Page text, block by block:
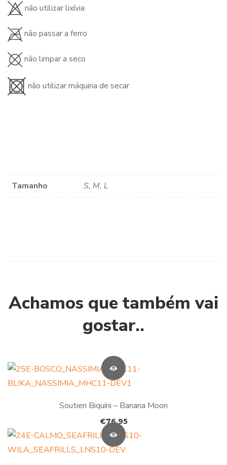
não utilizar lixívia
não passar a ferro
não limpar a seco
não utilizar máquina de secar
Tamanho S, M, L
Achamos que também vai
gostar..
Soutien Biquíni – Banana Moon
€76.95